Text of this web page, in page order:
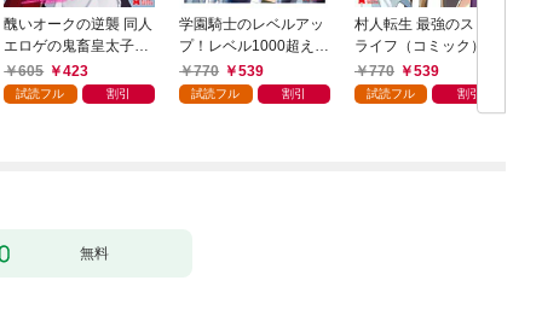
醜いオークの逆襲 同人
エロゲの鬼畜皇太子に
転生した喪男の受難
（コミック） 1
605 423
試読フル 割引
学園騎士のレベルアッ
プ！レベル1000超えの
転生者、落ちこぼれク
ラスに入学。そして、
770 539
試読フル 割引
村人転生 最強のスロー
ライフ（コミック） 1
770
539
試読フル 割引
無料